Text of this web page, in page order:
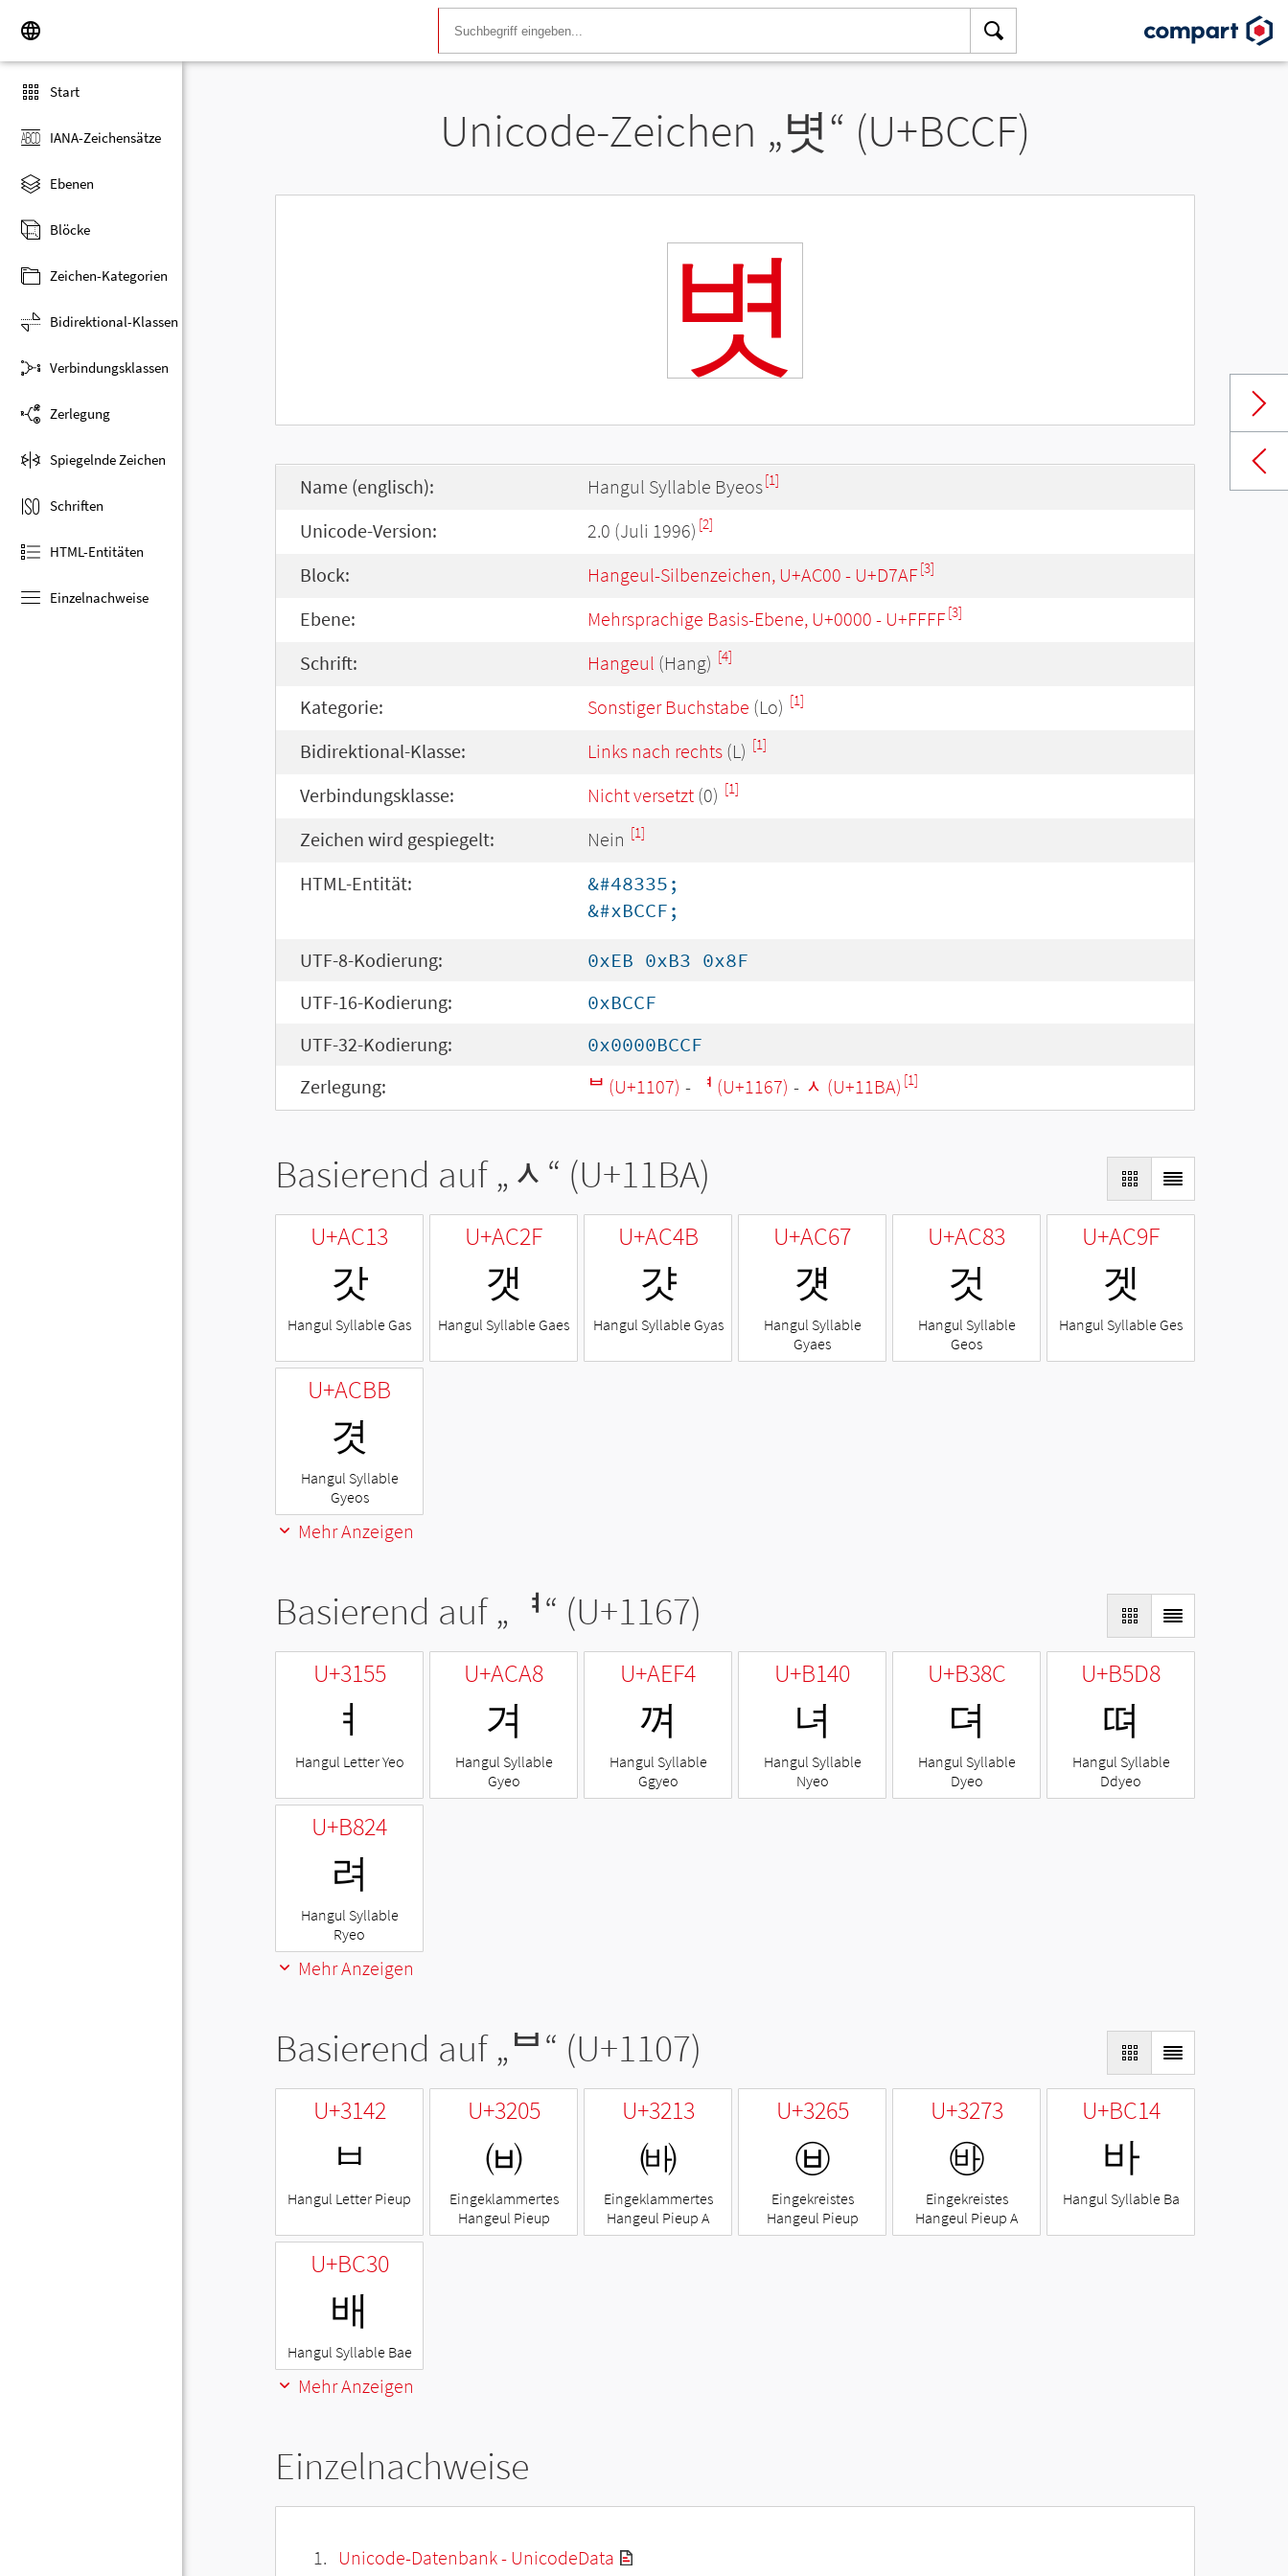
Start
IANA-Zeichensätze
Ebenen
Blöcke
Zeichen-Kategorien
Bidirektional-Klassen
Verbindungsklassen
Zerlegung
Spiegelnde Zeichen
Schriften
HTML-Entitäten
Einzelnachweise
Unicode-Zeichen „볏“ (U+BCCF)
볏
Name (englisch): Hangul Syllable Byeos[1]
Unicode-Version: 2.0 (Juli 1996) [2]
Block: Hangeul-Silbenzeichen, U+AC00 - U+D7AF[3]
Ebene: Mehrsprachige Basis-Ebene, U+0000 - U+FFFF[3]
Schrift: Hangeul (Hang) [4]
Kategorie: Sonstiger Buchstabe (Lo) [1]
Bidirektional-Klasse: Links nach rechts (L) [1]
Verbindungsklasse: Nicht versetzt (0) [1]
Zeichen wird gespiegelt: Nein [1]
HTML-Entität:
&#48335;
&#xBCCF;
UTF-8-Kodierung:
0xEB 0xB3 0x8F
UTF-16-Kodierung:
0xBCCF
UTF-32-Kodierung:
0x0000BCCF
Zerlegung:
ᄇ (U+1107) - ᅧ (U+1167) - ᆺ (U+11BA) [1]
Basierend auf „ ᆺ “ (U+11BA)
U+AC13
갓
Hangul Syllable Gas
U+AC2F
갯
Hangul Syllable Gaes
U+AC4B
걋
Hangul Syllable Gyas
U+AC67
걧
Hangul Syllable
Gyaes
U+AC83
것
Hangul Syllable
Geos
U+AC9F
겟
Hangul Syllable Ges
U+ACBB
겻
Hangul Syllable
Gyeos
Mehr Anzeigen
Basierend auf „ ᅧ“ (U+1167)
U+3155
ㅕ
Hangul Letter Yeo
U+ACA8
겨
Hangul Syllable
Gyeo
U+AEF4
껴
Hangul Syllable
Ggyeo
U+B140
녀
Hangul Syllable
Nyeo
U+B38C
뎌
Hangul Syllable
Dyeo
U+B5D8
뗘
Hangul Syllable
Ddyeo
U+B824
려
Hangul Syllable
Ryeo
Mehr Anzeigen
Basierend auf „ᄇ“ (U+1107)
U+3142
ㅂ
Hangul Letter Pieup
U+3205
㈅
Eingeklammertes
Hangeul Pieup
U+3213
㈓
Eingeklammertes
Hangeul Pieup A
U+3265
㉥
Eingekreistes
Hangeul Pieup
U+3273
㉳
Eingekreistes
Hangeul Pieup A
U+BC14
바
Hangul Syllable Ba
U+BC30
배
Hangul Syllable Bae
Mehr Anzeigen
Einzelnachweise
Unicode-Datenbank - UnicodeData